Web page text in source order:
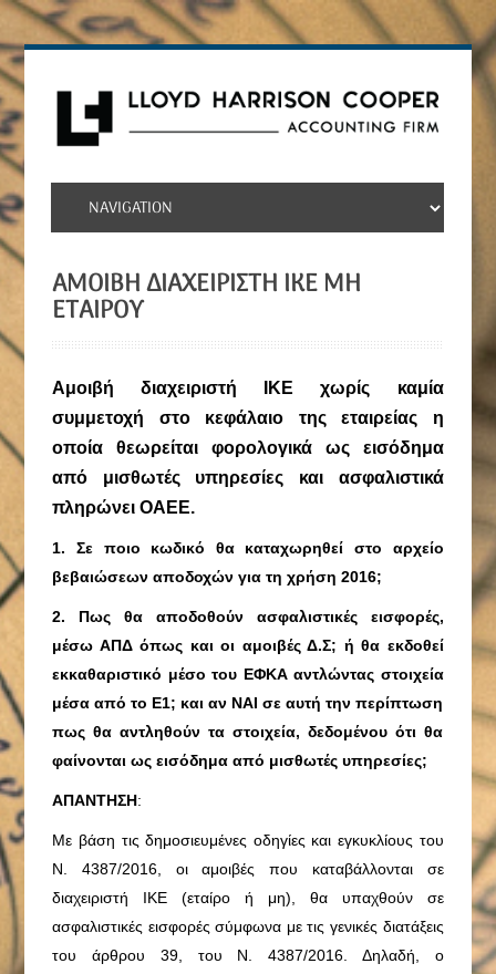
ΑΜΟΙΒΉ ΔΙΑΧΕΙΡΙΣΤΉ ΙΚΕ ΜΗ
ΕΤΑΊΡΟΥ
Αμοιβή διαχειριστή ΙΚΕ χωρίς καμία
συμμετοχή στο κεφάλαιο της εταιρείας η
οποία θεωρείται φορολογικά ως εισόδημα
από μισθωτές υπηρεσίες και ασφαλιστικά
πληρώνει ΟΑΕΕ.
1. Σε ποιο κωδικό θα καταχωρηθεί στο αρχείο
βεβαιώσεων αποδοχών για τη χρήση 2016;
2. Πως θα αποδοθούν ασφαλιστικές εισφορές,
μέσω ΑΠΔ όπως και οι αμοιβές Δ.Σ; ή θα εκδοθεί
εκκαθαριστικό μέσο του ΕΦΚΑ αντλώντας στοιχεία
μέσα από το Ε1; και αν ΝΑΙ σε αυτή την περίπτωση
πως θα αντληθούν τα στοιχεία, δεδομένου ότι θα
φαίνονται ως εισόδημα από μισθωτές υπηρεσίες;
ΑΠΑΝΤΗΣΗ:
Με βάση τις δημοσιευμένες οδηγίες και εγκυκλίους του
Ν. 4387/2016, οι αμοιβές που καταβάλλονται σε
διαχειριστή ΙΚΕ (εταίρο ή μη), θα υπαχθούν σε
ασφαλιστικές εισφορές σύμφωνα με τις γενικές διατάξεις
του άρθρου 39, του Ν. 4387/2016. Δηλαδή, ο